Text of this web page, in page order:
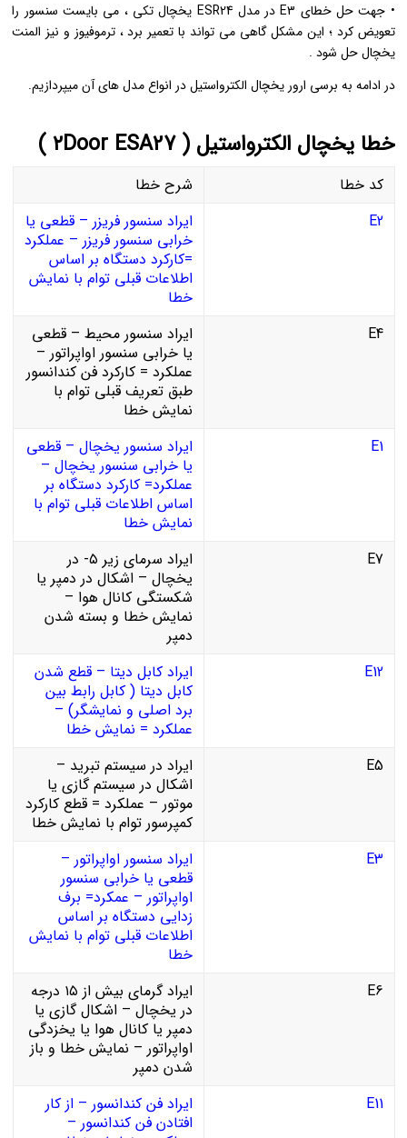
• جهت حل خطای E3 در مدل ESR24 یخچال تکی ، می بایست سنسور را
تعویض کرد ؛ این مشکل گاهی می تواند با تعمیر برد ، ترموفیوز و نیز المنت
یخچال حل شود .
در ادامه به برسی ارور یخچال الکترواستیل در انواع مدل های آن میپردازیم.
خطا یخچال الکترواستیل ( ۲Door ESA27 )
کد خطا
شرح خطا
E2
ایراد سنسور فریزر – قطعی یا
خرابی سنسور فریزر – عملکرد
=کارکرد دستگاه بر اساس
اطلاعات قبلی توام با نمایش
خطا
E4
ایراد سنسور محیط – قطعی
یا خرابی سنسور اواپراتور –
عملکرد = کارکرد فن کندانسور
طبق تعریف قبلی توام با
نمایش خطا
E1
ایراد سنسور یخچال – قطعی
یا خرابی سنسور یخچال –
عملکرد= کارکرد دستگاه بر
اساس اطلاعات قبلی توام با
نمایش خطا
E7
ایراد سرمای زیر ۵- در
یخچال – اشکال در دمپر یا
شکستگی کانال هوا –
نمایش خطا و بسته شدن
دمپر
E12
ایراد کابل دیتا – قطع شدن
کابل دیتا ( کابل رابط بین
برد اصلی و نمایشگر) –
عملکرد = نمایش خطا
E5
ایراد در سیستم تبرید –
اشکال در سیستم گازی یا
موتور – عملکرد = قطع کارکرد
کمپرسور توام با نمایش خطا
E3
ایراد سنسور اواپراتور –
قطعی یا خرابی سنسور
اواپراتور – عمکرد= برف
زدایی دستگاه بر اساس
اطلاعات قبلی توام با نمایش
خطا
E6
ایراد گرمای بیش از ۱۵ درجه
در یخچال – اشکال گازی یا
دمپر یا کانال هوا یا یخزدگی
اواپراتور – نمایش خطا و باز
شدن دمپر
E11
ایراد فن کندانسور – از کار
افتادن فن کندانسور –